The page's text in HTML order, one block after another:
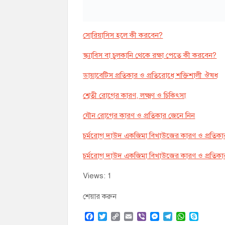
সোরিয়াসিস হলে কী করবেন?
স্ক্যাবিস বা চুলকানি থেকে রক্ষা পেতে কী করবেন?
ডায়াবেটিস প্রতিকার ও প্রতিরোধে শক্তিশালী ঔষধ
শ্বেতী রোগের কারণ, লক্ষ্মণ ও চিকিৎসা
যৌন রোগের কারণ ও প্রতিকার জেনে নিন
চর্মরোগ দাউদ একজিমা বিখাউজের কারণ ও
চর্মরোগ দাউদ একজিমা বিখাউজের কারণ ও
Views: 1
শেয়ার করুন
F
T
C
E
V
M
T
W